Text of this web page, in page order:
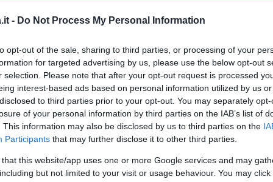
- Do Not Process My Personal Information
opt-out of the sale, sharing to third parties, or processing of your
for targeted advertising by us, please use the below opt-out
selection. Please note that after your opt-out request is processed
interest-based ads based on personal information utilized by us
to third parties prior to your opt-out. You may separately
of your personal information by third parties on the IAB’s list of
This information may also be disclosed by us to third parties on the
Participants that may further disclose it to other third parties.
that this website/app uses one or more Google services and may
but not limited to your visit or usage behaviour. You may
all’alimentazione, è in grado abbassare
si va da 12 a 230 V, dunque è
che all’automobile. Può arrivare fino a
a quella esterna.
a una batteria ricaricabile,
della carica.
hanno
la capacità mantenere anche
funzione molto gradita durante l’inverno o